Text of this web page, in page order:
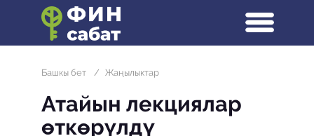
Башкы бет / Жаңылыктар
Атайын лекциялар
өткөрүлдү